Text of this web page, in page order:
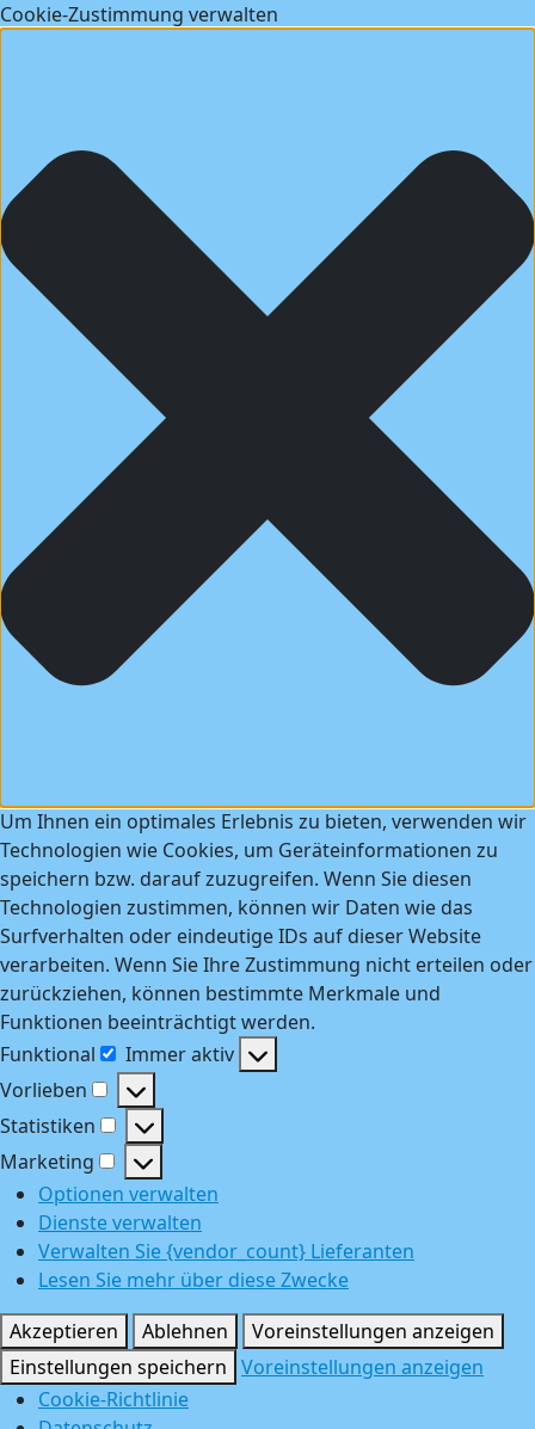
Cookie-Zustimmung verwalten
Um Ihnen ein optimales Erlebnis zu bieten, verwenden wir
Technologien wie Cookies, um Geräteinformationen zu
speichern bzw. darauf zuzugreifen. Wenn Sie diesen
Technologien zustimmen, können wir Daten wie das
Surfverhalten oder eindeutige IDs auf dieser Website
verarbeiten. Wenn Sie Ihre Zustimmung nicht erteilen oder
zurückziehen, können bestimmte Merkmale und
Funktionen beeinträchtigt werden.
Funktional
Funktional
Immer aktiv
Vorlieben
Vorlieben
Statistiken
Statistiken
Marketing
Marketing
Optionen verwalten
Dienste verwalten
Verwalten Sie {vendor_count} Lieferanten
Lesen Sie mehr über diese Zwecke
Akzeptieren
Ablehnen
Voreinstellungen anzeigen
Einstellungen speichern Voreinstellungen anzeigen
Cookie-Richtlinie